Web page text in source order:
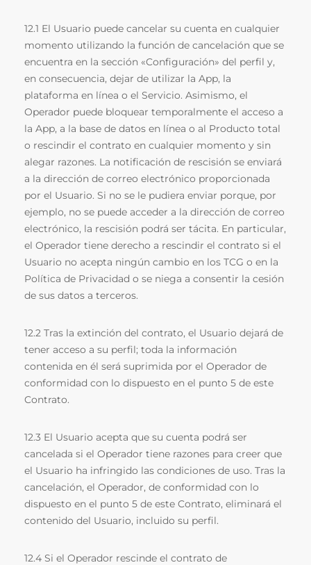
12.1 El Usuario puede cancelar su cuenta en cualquier
momento utilizando la función de cancelación que se
encuentra en la sección «Configuración» del perfil y,
en consecuencia, dejar de utilizar la App, la
plataforma en línea o el Servicio. Asimismo, el
Operador puede bloquear temporalmente el acceso a
la App, a la base de datos en línea o al Producto total
o rescindir el contrato en cualquier momento y sin
alegar razones. La notificación de rescisión se enviará
a la dirección de correo electrónico proporcionada
por el Usuario. Si no se le pudiera enviar porque, por
ejemplo, no se puede acceder a la dirección de correo
electrónico, la rescisión podrá ser tácita. En particular,
el Operador tiene derecho a rescindir el contrato si el
Usuario no acepta ningún cambio en los TCG o en la
Política de Privacidad o se niega a consentir la cesión
de sus datos a terceros.
12.2 Tras la extinción del contrato, el Usuario dejará de
tener acceso a su perfil; toda la información
contenida en él será suprimida por el Operador de
conformidad con lo dispuesto en el punto 5 de este
Contrato.
12.3 El Usuario acepta que su cuenta podrá ser
cancelada si el Operador tiene razones para creer que
el Usuario ha infringido las condiciones de uso. Tras la
cancelación, el Operador, de conformidad con lo
dispuesto en el punto 5 de este Contrato, eliminará el
contenido del Usuario, incluido su perfil.
12.4 Si el Operador rescinde el contrato de